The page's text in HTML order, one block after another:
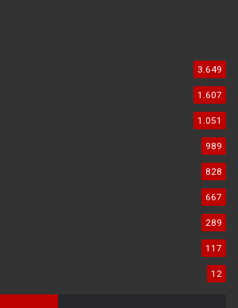
3.649
1.607
1.051
989
828
667
289
117
12